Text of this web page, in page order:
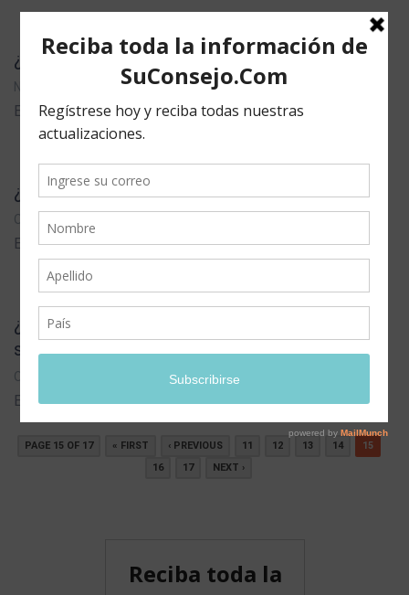
¿Cuáles son las causas de la ira?
NOVIEMBRE 03,2017 /BLOG/ 1 COMMENTS
En cualquier parte del mundo los incendios...
¿Tiene Dios una respuesta para la depresión?
OCTUBRE 27,2017 /
EL 20 de junio del 2001, toda ciudad, país y el...
¿Sabía usted que la violencia doméstica no
solo es física?
OCTUBRE 20,2017 / BLOG/ 0 COMMENTS
Es indudable que tanto el hombre como la mujer...
PAGE 15 OF 17 « FIRST ‹ PREVIOUS 11 12 13 14
15
16
17 NEXT ›